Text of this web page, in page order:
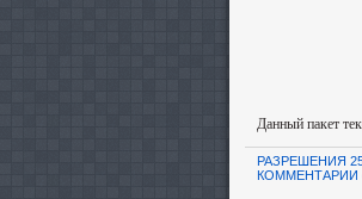
Данный пакет
РАЗРЕШЕНИЯ
КОММЕНТАРИИ